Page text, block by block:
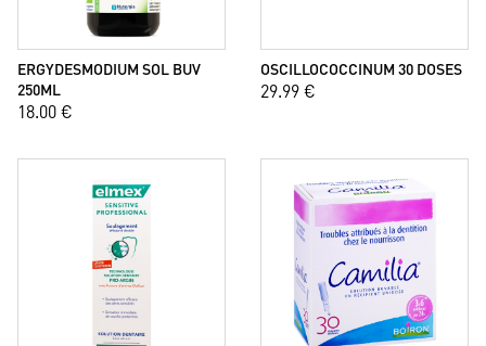
ERGYDESMODIUM SOL BUV
250ML
18.00 €
OSCILLOCOCCINUM 30 DOSES
29.99 €